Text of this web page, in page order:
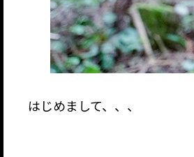
はじめまして、、、